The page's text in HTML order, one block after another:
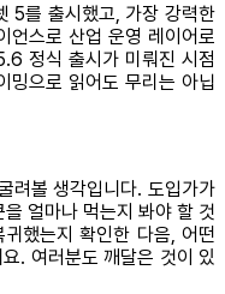
5를 출시했고, 가장 강력한
언스로 산업 운영 레이어로
정식 출시가 미뤄진 시점
밍으로 읽어도 무리는 아닙
려볼 생각입니다. 도입가가
얼마나 먹는지 봐야 할 것
했는지 확인한 다음, 어떤
. 여러분도 깨달은 것이 있